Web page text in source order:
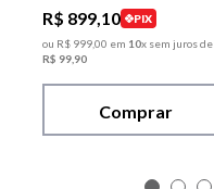
R$ 899,10
PIX
ou R$ 99900 em 10x sem juros de
R$ 99 90
Comprar